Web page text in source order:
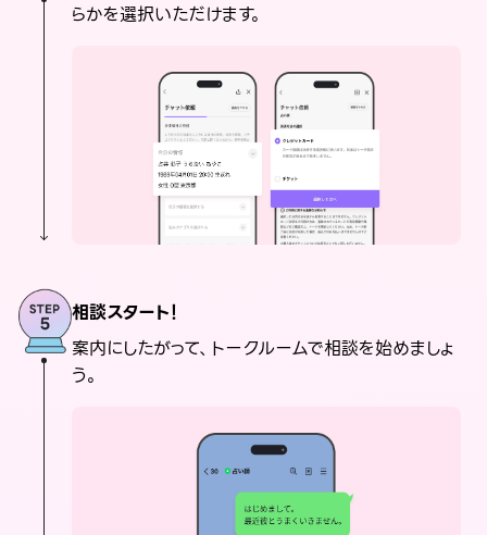
らかを選択いただけます。
相談スタート！
案内にしたがって、トークルームで相談を始めましょ
う。